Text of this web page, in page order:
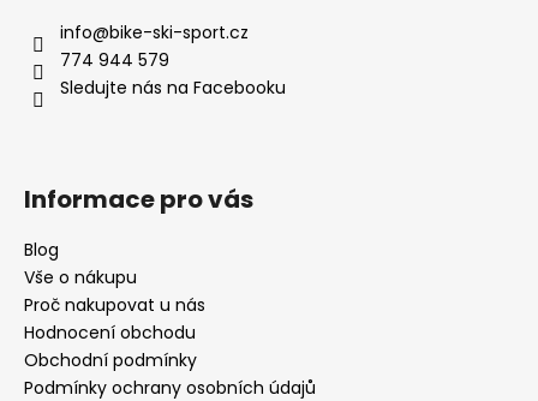
info@bike-ski-sport.cz
774 944 579
Sledujte nás na Facebooku
Informace pro vás
Blog
Vše o nákupu
Proč nakupovat u nás
Hodnocení obchodu
Obchodní podmínky
Podmínky ochrany osobních údajů